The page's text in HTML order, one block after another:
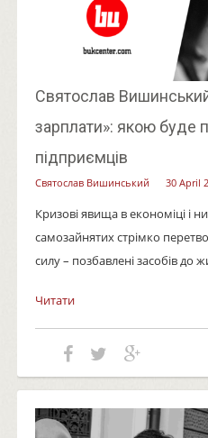
Святослав
зарплати»: якою буде
підприємців
Святослав Вишинський 30 April
Кризові явища в економіці і
самозайнятих стрімко
силу – позбавлені засобів до
Читати